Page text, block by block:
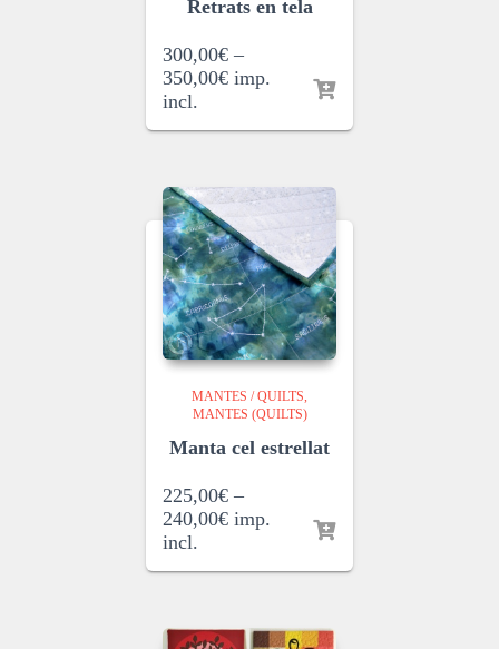
Retrats en tela
300,00€ –
350,00€ imp.
incl.
MANTES / QUILTS
MANTES (QUILTS)
Manta cel estrellat
225,00€ –
240,00€ imp.
incl.